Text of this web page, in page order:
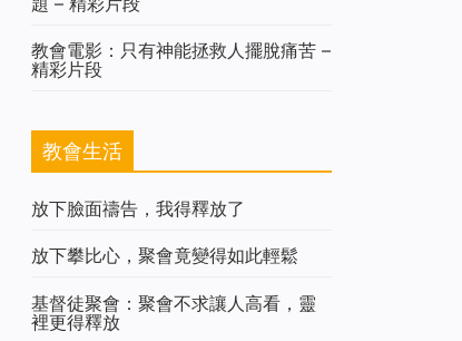
教會電影：只有神能拯救人擺脫痛苦 –
精彩片段
教會生活
放下臉面禱告，我得釋放了
放下攀比心，聚會竟變得如此輕鬆
基督徒聚會：聚會不求讓人高看，靈
裡更得釋放